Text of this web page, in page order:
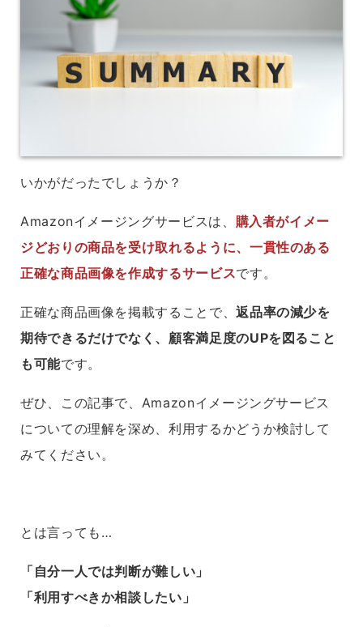
いかがだったでしょうか？
Amazonイメージングサービスは、 購入者がイメー
ジどおりの商品を受け取れるように、一貫性のある
正確な商品画像を作成するサービスです。
正確な商品画像を掲載することで、返品率の減少を
期待できるだけでなく、顧客満足度のUPを図ること
も可能です。
ぜひ、この記事で、Amazonイメージングサービス
についての理解を深め、利用するかどうか検討して
みてください。
とは言っても…
「自分一人では判断が難しい」
「利用すべきか相談したい」